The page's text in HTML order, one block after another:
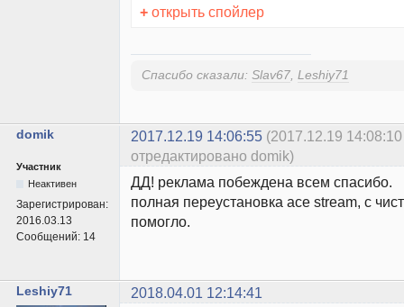
+ открыть спойлер
Спасибо сказали: Slav67 Leshiy71
domik 2017.12.19 14:06:55 (2017.12.19 14:08:10
отредактировано domik)
Участник
Неактивен
Зарегистрирован:
2016.03.13
Сообщений: 14
ДД! реклама побеждена всем спасибо.
полная переустановка ace stream, с
помогло.
Leshiy71 2018.04.01 12:14:41